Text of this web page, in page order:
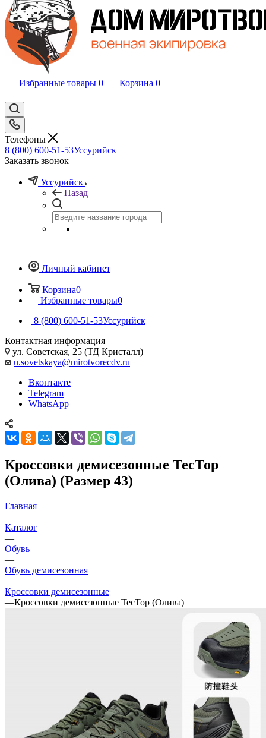
Избранные товары 0 Корзина 0
Телефоны
8 (800) 600-51-53Уссурийск
Заказать звонок
Уссурийск
Назад
Личный кабинет
Корзина0
Избранные товары0
8 (800) 600-51-53Уссурийск
Контактная информация
ул. Советская, 25 (ТД Кристалл)
u.sovetskaya@mirotvorecdv.ru
Вконтакте
Telegram
WhatsApp
Кроссовки демисезонные ТесТор
(Олива) (Размер 43)
Главная
—
Каталог
—
Обувь
—
Обувь демисезонная
—
Кроссовки демисезонные
—Кроссовки демисезонные ТесТор (Олива)